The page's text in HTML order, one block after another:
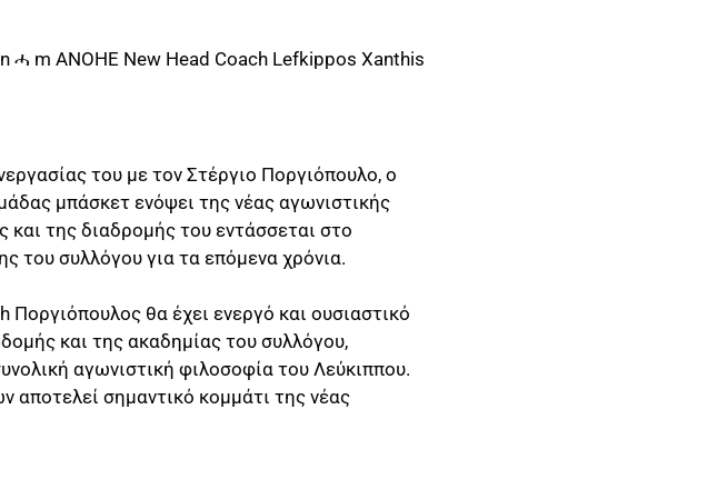
του με τον Στέργιο Ποργιόπουλο, ο
μπάσκετ ενόψει της νέας αγωνιστικής
της διαδρομής του εντάσσεται στο
του συλλόγου για τα επόμενα χρόνια.
θα έχει ενεργό και ουσιαστικό
και της ακαδημίας του συλλόγου,
αγωνιστική φιλοσοφία του Λεύκιππου.
αποτελεί σημαντικό κομμάτι της νέας